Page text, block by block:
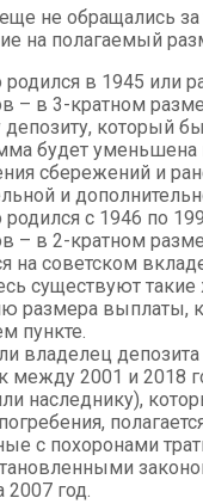
не обращались за
на полагаемый
родился в 1945 или
– в 3-кратном
депозиту, который
будет уменьшена
сбережений и
и
родился с 1946 по
– в 2-кратном
на советском
существуют
размера выплаты,
пункте.
владелец
между 2001 и 2018
наследнику),
с похоронами
год.